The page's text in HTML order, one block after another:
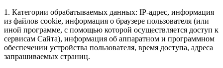
1. Категории обрабатываемых данных: IP-адрес, информация
из файлов cookie, информация о браузере пользователя (или
иной программе, с помощью которой осуществляется доступ к
сервисам Сайта), информация об аппаратном и программном
обеспечении устройства пользователя, время доступа, адреса
запрашиваемых страниц.